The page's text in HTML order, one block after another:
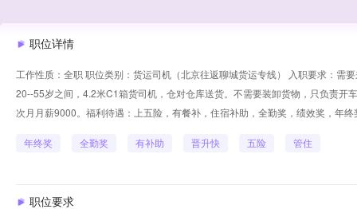
职位详情
工作性质：全职 职位类别：货运司机（北京往返聊城货运专线） 入职要求：需
20--55岁之间，4.2米C1箱货司机，仓对仓库送货。不需要装卸货物，只负责
次月月薪9000。福利待遇：上五险，有餐补，住宿补助，全勤奖，绩效奖，年终
年终奖 全勤奖 有补助 晋升快 五险 管住
职位要求